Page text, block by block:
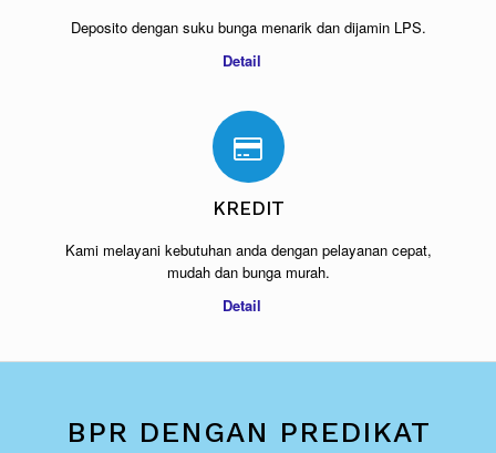
Deposito dengan suku bunga menarik dan dijamin LPS.
Detail
KREDIT
Kami melayani kebutuhan anda dengan pelayanan cepat,
mudah dan bunga murah.
Detail
BPR DENGAN PREDIKAT